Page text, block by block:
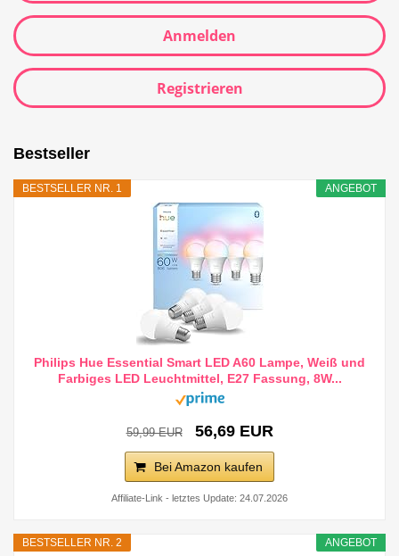
Anmelden
Registrieren
Bestseller
ANGEBOT
BESTSELLER NR. 1
Philips Hue Essential Smart LED A60 Lampe, Weiß und
Farbiges LED Leuchtmittel, E27 Fassung, 8W...
59,99 EUR 56,69 EUR
Bei Amazon kaufen
Affiliate-Link - letztes Update: 24.07.2026
ANGEBOT
BESTSELLER NR. 2